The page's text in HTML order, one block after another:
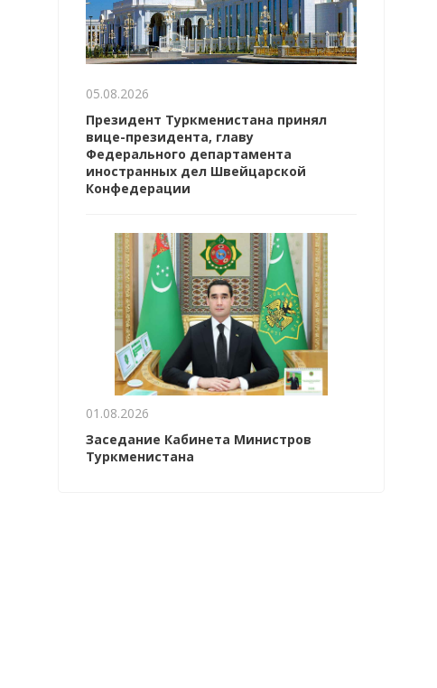
05.08.2026
Президент Туркменистана принял
вице-президента, главу
Федерального департамента
иностранных дел Швейцарской
Конфедерации
01.08.2026
Заседание Кабинета Министров
Туркменистана